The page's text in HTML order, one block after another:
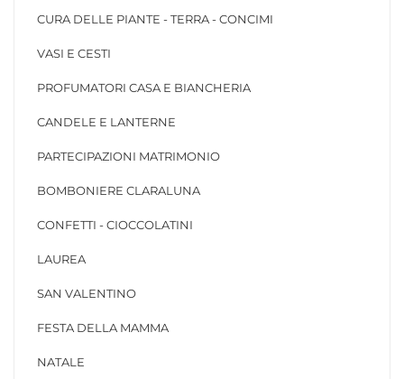
CURA DELLE PIANTE - TERRA - CONCIMI
VASI E CESTI
PROFUMATORI CASA E BIANCHERIA
CANDELE E LANTERNE
PARTECIPAZIONI MATRIMONIO
BOMBONIERE CLARALUNA
CONFETTI - CIOCCOLATINI
LAUREA
SAN VALENTINO
FESTA DELLA MAMMA
NATALE